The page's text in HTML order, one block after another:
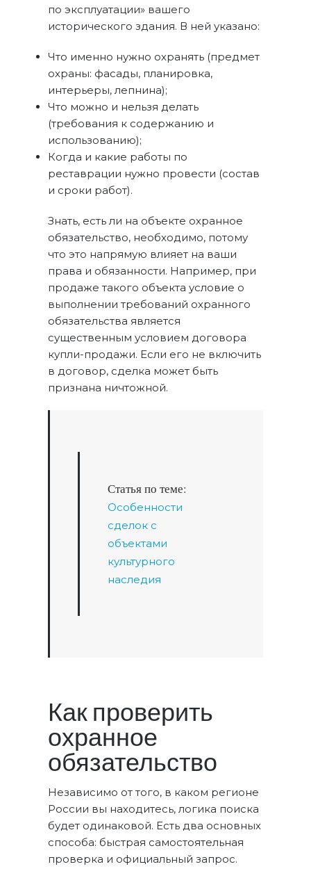
по эксплуатации» вашего
исторического здания. В ней указано:
Что именно нужно охранять (предмет
охраны: фасады, планировка,
интерьеры, лепнина);
Что можно и нельзя делать
(требования к содержанию и
использованию);
Когда и какие работы по
реставрации нужно провести (состав
и сроки работ).
Знать, есть ли на объекте охранное
обязательство, необходимо, потому
что это напрямую влияет на ваши
права и обязанности. Например, при
продаже такого объекта условие о
выполнении требований охранного
обязательства является
существенным условием договора
купли-продажи. Если его не включить
в договор, сделка может быть
признана ничтожной.
Статья по теме:
Особенности
сделок с
объектами
культурного
наследия
Как проверить
охранное
обязательство
Независимо от того, в каком регионе
России вы находитесь, логика поиска
будет одинаковой. Есть два основных
способа: быстрая самостоятельная
проверка и официальный запрос.